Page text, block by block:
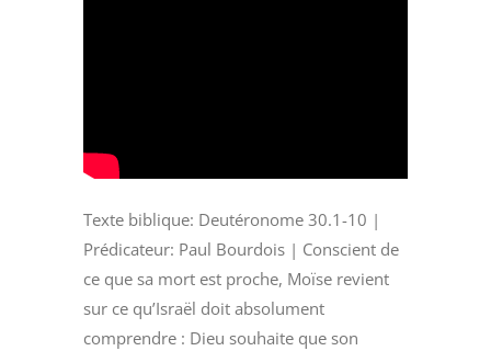
Texte biblique: Deutéronome 30.1-10 |
Prédicateur: Paul Bourdois | Conscient de
ce que sa mort est proche, Moïse revient
sur ce qu’Israël doit absolument
comprendre : Dieu souhaite que son